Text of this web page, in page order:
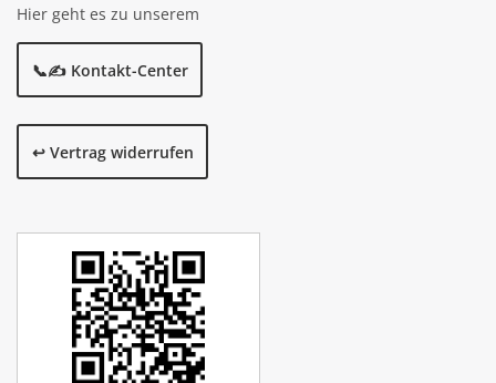
Hier geht es zu unserem
📞✍️ Kontakt-Center
↩️ Vertrag widerrufen